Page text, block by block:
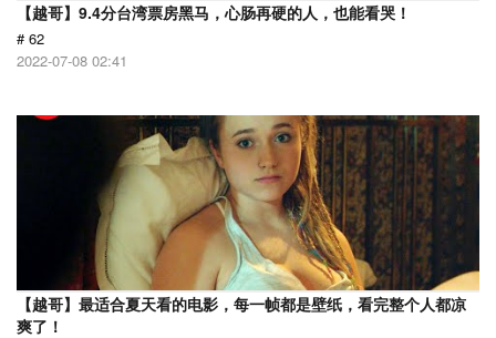
【越哥】9.4分台湾票房黑马，心肠再硬的人，也能看哭！
# 62
2022-07-08 02:41
【越哥】最适合夏天看的电影，每一帧都是壁纸，看完整个人都凉
爽了！